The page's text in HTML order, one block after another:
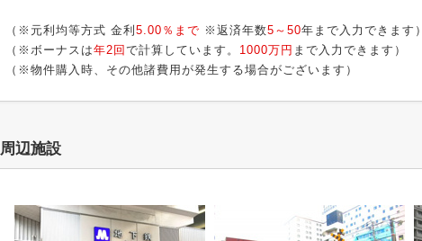
（※元利均等方式 金利 5.00％まで ※返済年数5～50年まで入力できます）
（※ボーナスは年2回 で計算しています。 1000万円 まで入力できます）
（※物件購入時、その他諸費用が発生する場合がございます）
周辺施設